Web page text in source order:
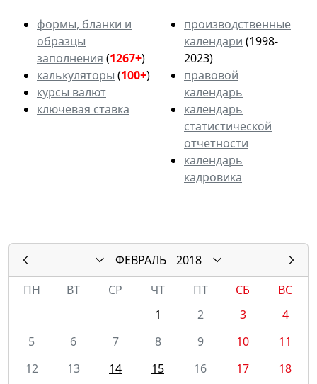
формы, бланки и
образцы
заполнения (1267+)
калькуляторы (100+)
курсы валют
ключевая ставка
производственные
календари (1998-
2023)
правовой
календарь
календарь
статистической
отчетности
календарь
кадровика
ФЕВРАЛЬ
2018
ПН
ВТ СР ЧТ ПТ СБ
ВС
1
2 3
4
5
6 7 8 9 10
11
12
13 14 15 16 17
18